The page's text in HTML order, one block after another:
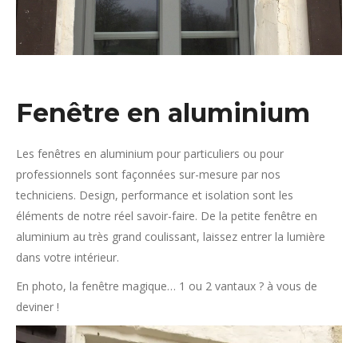
Fenêtre en aluminium
Les fenêtres en aluminium pour particuliers ou pour
professionnels sont façonnées sur-mesure par nos
techniciens. Design, performance et isolation sont les
éléments de notre réel savoir-faire. De la petite fenêtre en
aluminium au très grand coulissant, laissez entrer la lumière
dans votre intérieur.
En photo, la fenêtre magique… 1 ou 2 vantaux ? à vous de
deviner !